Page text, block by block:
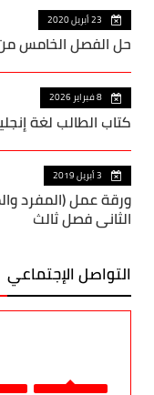
23 أبريل 2020
حل الفصل الخامس من
8 فبراير 2026
كتاب الطالب لغة
3 أبريل 2019
ورقة عمل (المفرد
الثاني فصل ثالث
التواصل الإجتماعي